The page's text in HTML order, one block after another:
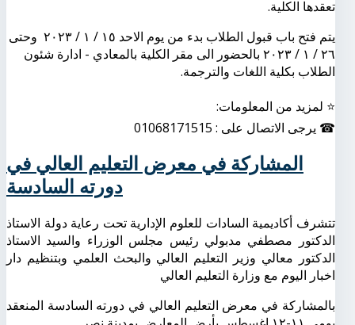
تعقدها الكلية.
يتم فتح باب قبول الطلاب بدء من يوم الاحد ١٥ / ١ / ٢٠٢٣ وحتى
٢٦ / ١ / ٢٠٢٣ بالحضور الى مقر الكلية بالمعادي - ادارة شئون
الطلاب بكلية اللغات والترجمة.
⭐ لمزيد من المعلومات:
☎ يرجى الاتصال على : 01068171515
المشاركة في معرض التعليم العالي في
دورته السادسة
تتشرف أكاديمية السادات للعلوم الإدارية تحت رعاية دولة الاستاذ
الدكتور مصطفي مدبولي رئيس مجلس الوزراء والسيد الاستاذ
الدكتور معالي وزير التعليم العالي والبحث العلمي وبتنظيم دار
اخبار اليوم مع وزارة التعليم العالي
بالمشاركة في معرض التعليم العالي في دورته السادسة المنعقد